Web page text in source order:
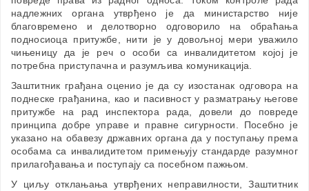
надлежних органа утврђено је да министарство није
благовремено и делотворно одговорило на обраћања
подносиоца притужбе, нити је у довољној мери уважило
чињеницу да је реч о особи са инвалидитетом којој је
потребна приступачна и разумљива комуникација.
Заштитник грађана оценио је да су изостанак одговора на
поднеске грађанина, као и пасивност у разматрању његове
притужбе на рад инспектора рада, довели до повреде
принципа добре управе и правне сигурности. Посебно је
указано на обавезу државних органа да у поступању према
особама са инвалидитетом примењују стандарде разумног
прилагођавања и поступају са посебном пажњом.
У циљу отклањања утврђених неправилности, Заштитник